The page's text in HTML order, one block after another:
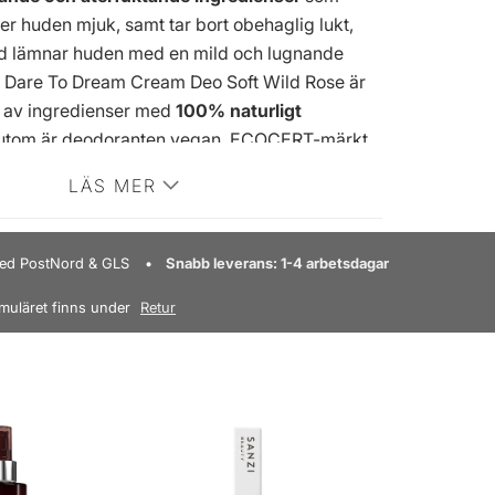
huden mjuk, samt tar bort obehaglig lukt,
lämnar huden med en mild och lugnande
To Dream Cream Deo Soft Wild Rose är
ingredienser med 100% naturligt
är deodoranten vegan, ECOCERT-märkt
doftande hela dagen med Urtekram Dare To
- Förhindrar och tar bort dålig lukt
rosdoft Ingredienser av 100% naturligt
-märke - Veganskt
Aloe Barbadensis Leaf Extract, Aqua, Triethyl
Starch, Propanediol, Polyglyceryl-3 Dicitrate
Alum, Cetyl Alcohol, Prunus Amygdalus
LÄS MER
PostNord & GLS Snabb leverans: 1-4 arbetsdagar
finns under Retur